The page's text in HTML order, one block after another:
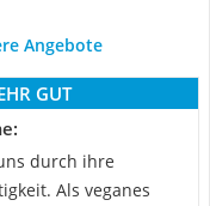
Angebote
GUT
durch ihre
Als veganes